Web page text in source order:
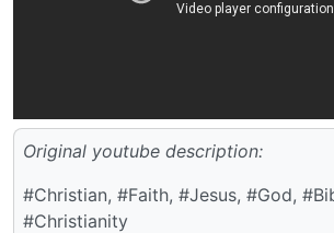
Original youtube description:
#Christian, #Faith, #Jesus, #God,
#Christianity